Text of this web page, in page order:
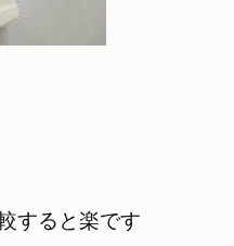
すると楽です